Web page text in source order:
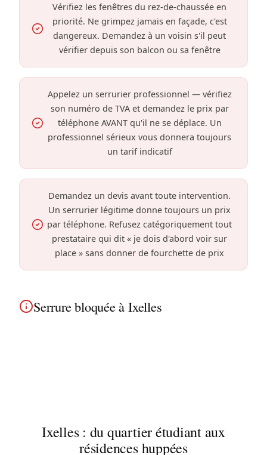
Vérifiez les fenêtres du rez-de-chaussée en
priorité. Ne grimpez jamais en façade, c'est
dangereux. Demandez à un voisin s'il peut
vérifier depuis son balcon ou sa fenêtre
Appelez un serrurier professionnel — vérifiez
son numéro de TVA et demandez le prix par
téléphone AVANT qu'il ne se déplace. Un
professionnel sérieux vous donnera toujours
un tarif indicatif
Demandez un devis avant toute intervention.
Un serrurier légitime donne toujours un prix
par téléphone. Refusez catégoriquement tout
prestataire qui dit « je dois d'abord voir sur
place » sans donner de fourchette de prix
Serrure bloquée à Ixelles
Ixelles : du quartier étudiant aux
résidences huppées